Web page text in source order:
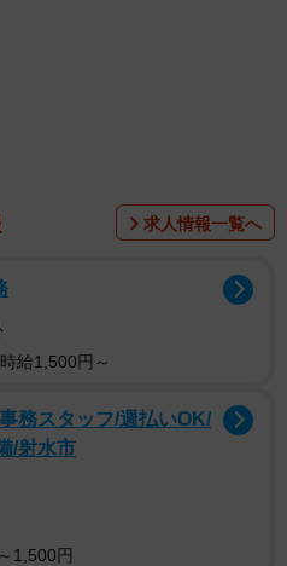
歩く際、近寄ってくる鹿に
ました。
を歩きながら鹿たちの環境を
る川地祥介さん
近外国人も含め、奈良公園に
のこと。7月下旬には外国人観
園付近の歩道で鹿を執拗に蹴
れ、批判の声が上がるなど観
たされました。
求人情報一覧へ
時給1,500円～
務スタッフ/週払いOK/
/射水市
1,500円